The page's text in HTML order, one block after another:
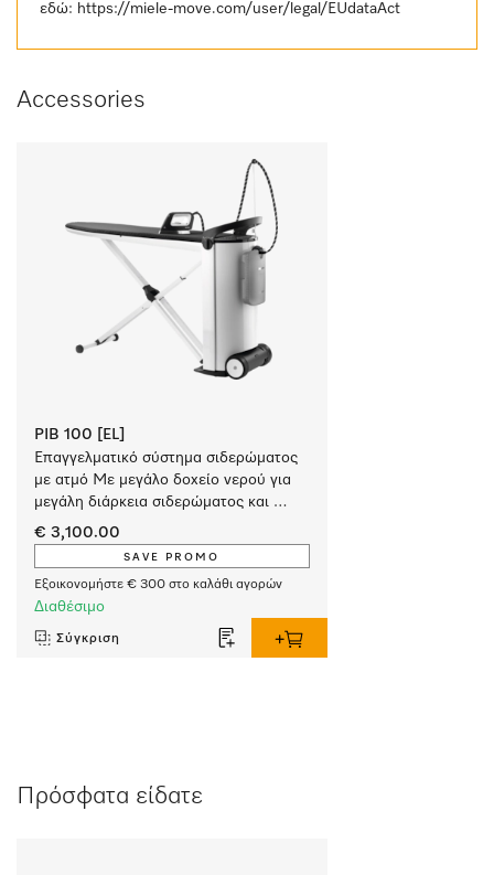
εδώ: https://miele-move.com/user/legal/EUdataAct
Accessories
PIB 100 [EL]
Επαγγελματικό σύστημα σιδερώματος
με ατμό Με μεγάλο δοχείο νερού για
μεγάλη διάρκεια σιδερώματος και
τέλεια αποτελέσματα.
€ 3,100.00
SAVE PROMO
Εξοικονομήστε € 300 στο καλάθι αγορών
Διαθέσιμο
Σύγκριση
Πρόσφατα είδατε